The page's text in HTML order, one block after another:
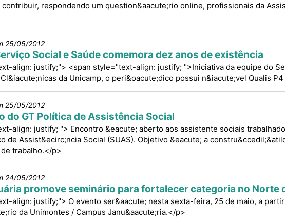
respondendo um question&aacute;rio online, profissionais da
25/05/2012
Social e Saúde comemora dez anos de existência
align: justify;"> <span style="text-align: justify; ">Iniciativa da equipe do
da Unicamp, o peri&oacute;dico possui n&iacute;vel Qualis
25/05/2012
do GT Política de Assistência Social
align: justify; "> Encontro &eacute; aberto aos assistente sociais
de Assist&ecirc;ncia Social (SUAS). Objetivo &eacute; a
trabalho.</p>
24/05/2012
promove seminário para fortalecer categoria no Norte
align: justify;"> O evento ser&aacute; nesta sexta-feira, 25 de maio, a
da Unimontes / Campus Janu&aacute;ria.</p>